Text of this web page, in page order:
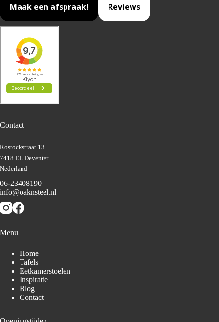
Maak een afspraak! Reviews
Contact
Rostockstraat 13
7418 EL Deventer
Nederland
06-23408190
info@oaknsteel.nl
Menu
Home
Tafels
Eetkamerstoelen
Inspiratie
Blog
Contact